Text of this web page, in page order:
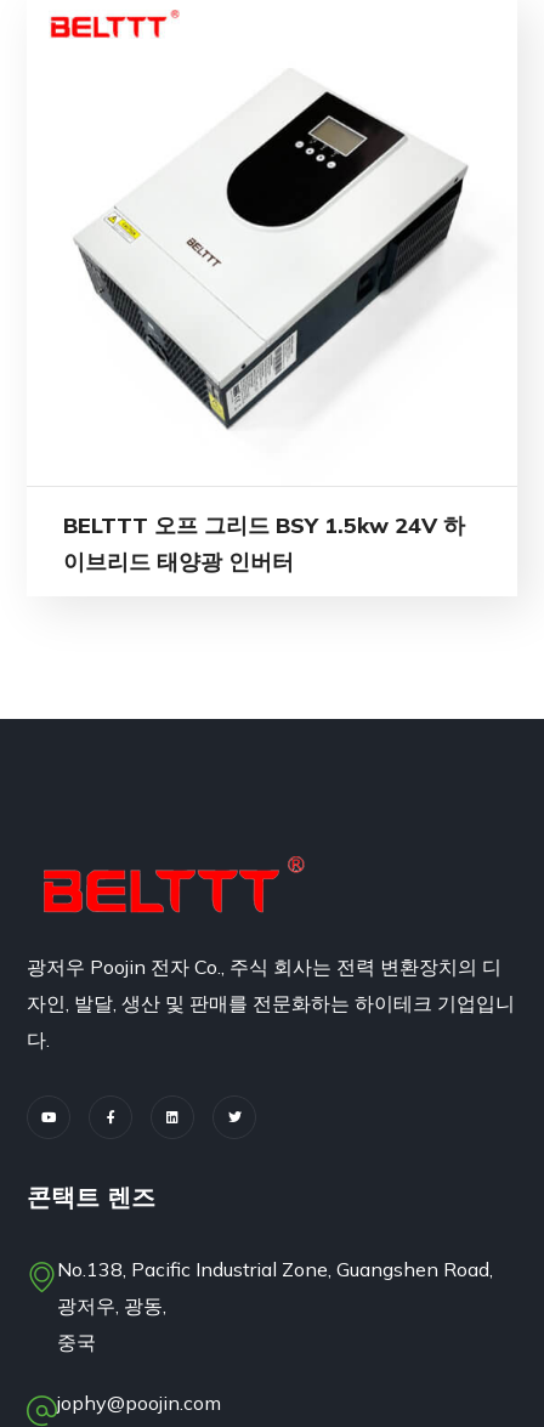
BELTTT 오프 그리드 BSY 1.5kw 24V 하
이브리드 태양광 인버터
광저우 Poojin 전자 Co., 주식 회사는 전력 변환장치의 디
자인, 발달, 생산 및 판매를 전문화하는 하이테크 기업입니
다.
콘택트 렌즈
No.138, Pacific Industrial Zone, Guangshen Road,
광저우, 광동,
중국
jophy@poojin.com